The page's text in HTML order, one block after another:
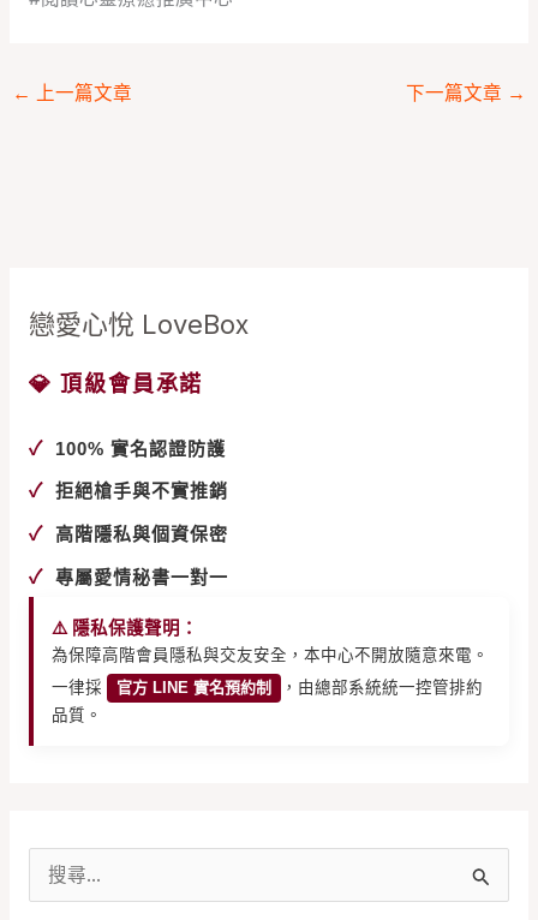
← 上一篇文章 下一篇文章 →
戀愛心悅 LoveBox
💎 頂級會員承諾
✓ 100% 實名認證防護
✓ 拒絕槍手與不實推銷
✓ 高階隱私與個資保密
✓ 專屬愛情秘書一對一
⚠️ 隱私保護聲明：
為保障高階會員隱私與交友安全，本中心不開放隨意來電。
一律採
官方 LINE 實名預約制
，由總部系統統一控管排約
品質。